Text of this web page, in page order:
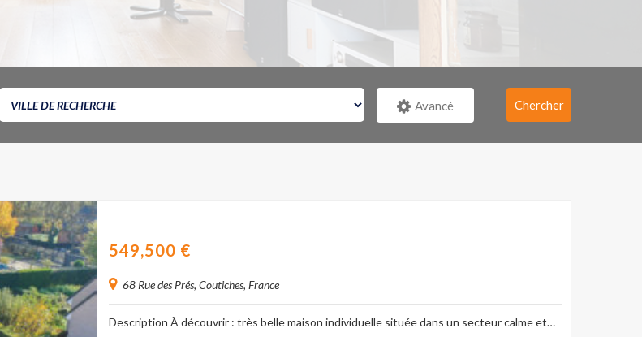
Avancé Chercher
549,500 €
68 Rue des Prés, Coutiches, France
Description À découvrir : très belle maison individuelle située dans un secteur calme et…